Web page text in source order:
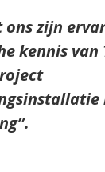
zijn
kennis van